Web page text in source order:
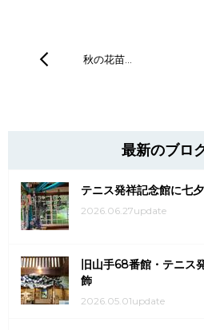
秋の花苗…
最新のブロ
テニス発祥記念館に七
2026.06.27update
旧山手68番館・テニス
飾
2026.05.01update